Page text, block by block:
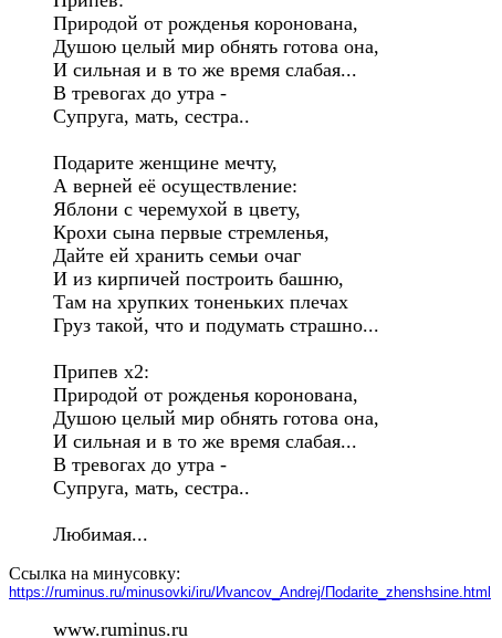
Природой от рожденья коронована,
Душою целый мир обнять готова она,
И сильная и в то же время слабая...
В тревогах до утра -
Супруга, мать, сестра..
Подарите женщине мечту,
А верней её осуществление:
Яблони с черемухой в цвету,
Крохи сына первые стремленья,
Дайте ей хранить семьи очаг
И из кирпичей построить башню,
Там на хрупких тоненьких плечах
Груз такой, что и подумать страшно...
Припев х2:
Природой от рожденья коронована,
Душою целый мир обнять готова она,
И сильная и в то же время слабая...
В тревогах до утра -
Супруга, мать, сестра..
Любимая...
Ссылка на минусовку:
https://ruminus.ru/minusovki/iru/Иvancov_Аndrej/Пodarite_zhenshsine.html
www.ruminus.ru